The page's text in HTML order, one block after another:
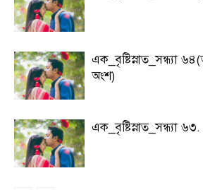
এক_বৃষ্টিস্নাত_সন্ধ্যা
অংশ)
এক_বৃষ্টিস্নাত_সন্ধ্যা ৬৩.